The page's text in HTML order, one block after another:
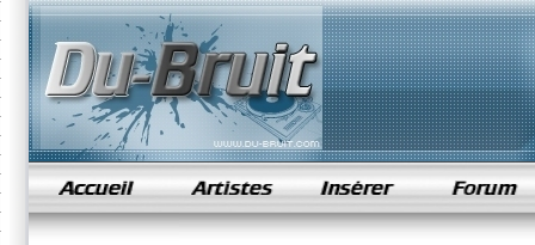
samples de rap